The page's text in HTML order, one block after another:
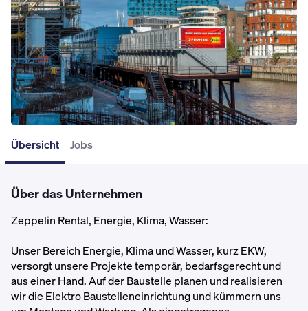
Übersicht Jobs
Über das Unternehmen
Zeppelin Rental, Energie, Klima, Wasser:
Unser Bereich Energie, Klima und Wasser, kurz EKW,
versorgt unsere Projekte temporär, bedarfsgerecht und
aus einer Hand. Auf der Baustelle planen und realisieren
wir die Elektro Baustelleneinrichtung und kümmern uns